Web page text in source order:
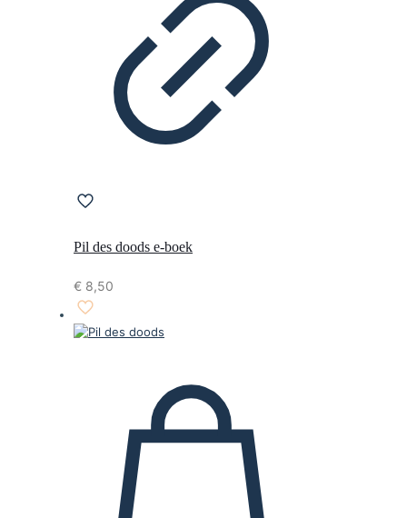
Pil des doods e-boek
€ 8,50